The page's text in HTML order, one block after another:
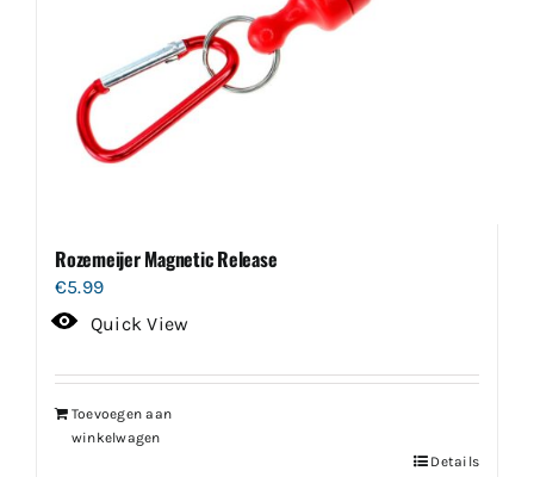
Rozemeijer Magnetic Release
€5.99
Quick View
Toevoegen aan
winkelwagen
Details